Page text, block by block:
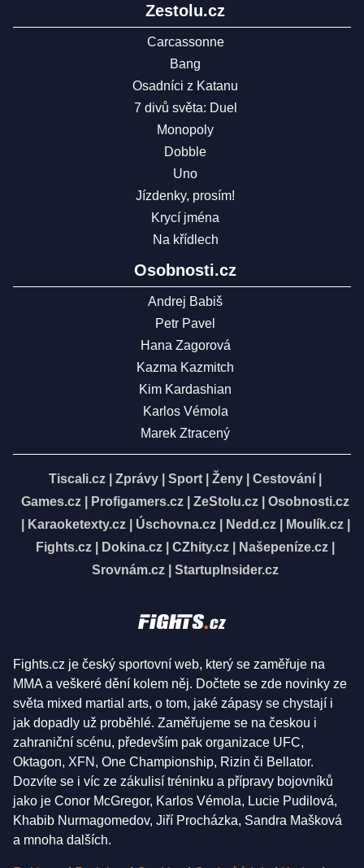
Zestolu.cz
Carcassonne
Bang
Osadníci z Katanu
7 divů světa: Duel
Monopoly
Dobble
Uno
Jízdenky, prosím!
Krycí jména
Na křídlech
Osobnosti.cz
Andrej Babiš
Petr Pavel
Hana Zagorová
Kazma Kazmitch
Kim Kardashian
Karlos Vémola
Marek Ztracený
Tiscali.cz Zprávy Sport Ženy Cestování
Games.cz
Profigamers.cz ZeStolu.cz
Osobnosti.cz
Karaoketexty.cz| Úschovna.cz| Nedd.cz| Moulík.cz|
Fights.cz
Dokina.cz CZhity.cz Našepeníze.cz
Srovnám.cz
StartupInsider.cz
Fights.cz je český sportovní web, který se zaměřuje na
MMA a veškeré dění kolem něj. Dočtete se zde novinky ze
světa mixed martial arts, o tom, jaké zápasy se chystají i
jak dopadly už proběhlé. Zaměřujeme se na českou i
zahraniční scénu, především pak organizace UFC,
Oktagon, XFN, One Championship, Rizin či Bellator.
Dozvíte se i víc ze zákulisí tréninku a přípravy bojovníků
jako je Conor McGregor, Karlos Vémola, Lucie Pudilová,
Khabib Nurmagomedov, Jiří Procházka, Sandra Mašková
a mnoha dalších.